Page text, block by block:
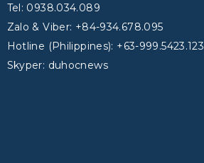
Tel: 0938.034.089
Zalo & Viber: +84-934.678.095
Hotline (Philippines): +63-999.5423.123
Skyper: duhocnews